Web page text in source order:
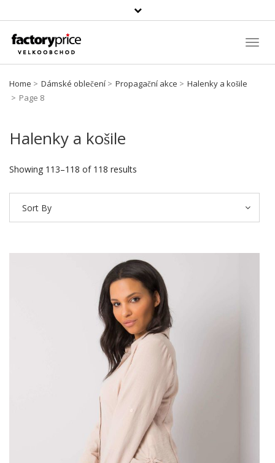
Vyhledávání
Home Dámské oblečení Propagační akce
Halenky a košile
Page 8
Halenky a košile
Showing 113–118 of 118 results
Sort By